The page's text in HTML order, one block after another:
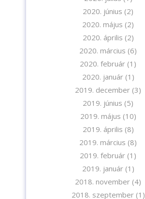
2020. június (2)
2020. május (2)
2020. április (2)
2020. március (6)
2020. február (1)
2020. január(1)
2019. december (3)
2019. június (5)
2019. május (10)
2019. április (8)
2019. március (8)
2019. február (1)
2019. január(1)
2018. november (4)
2018. szeptember(1)